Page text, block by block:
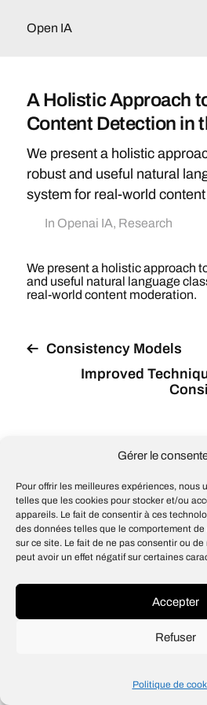
Gérer le
Pour offrir les meilleures expériences, nous
telles que les cookies pour stocker et/ou
appareils. Le fait de consentir à ces
des données telles que le comportement
sur ce site. Le fait de ne pas consentir ou
peut avoir un effet négatif sur certaines
Accepter
Refuser
Politique de
Open IA
A Holistic Approach
Content Detection in
We present a holistic
robust and useful natural
system for real-world
In Openai IA, Research
We present a holistic approach
and useful natural language
real-world content moderation.
Consistency Models
Improved
DesignJean-Louis Maso